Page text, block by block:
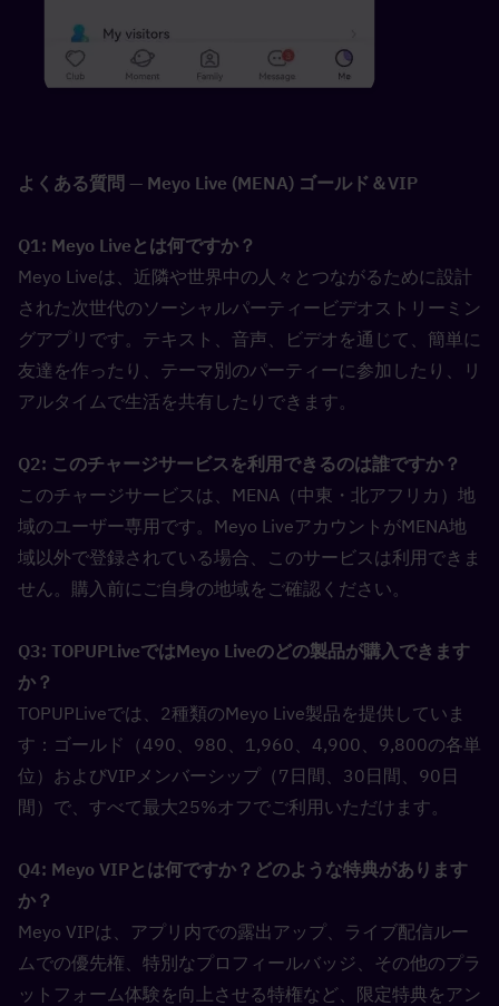
よくある質問 — Meyo Live (MENA) ゴールド＆VIP
Q1: Meyo Liveとは何ですか？
Meyo Liveは、近隣や世界中の人々とつながるために設計
された次世代のソーシャルパーティービデオストリーミン
グアプリです。テキスト、音声、ビデオを通じて、簡単に
友達を作ったり、テーマ別のパーティーに参加したり、リ
アルタイムで生活を共有したりできます。
Q2: このチャージサービスを利用できるのは誰ですか？
このチャージサービスは、MENA（中東・北アフリカ）地
域のユーザー専用です。Meyo LiveアカウントがMENA地
域以外で登録されている場合、このサービスは利用できま
せん。購入前にご自身の地域をご確認ください。
Q3: TOPUPLiveではMeyo Liveのどの製品が購入できます
か？
TOPUPLiveでは、2種類のMeyo Live製品を提供していま
す：ゴールド（490、980、1,960、4,900、9,800の各単
位）およびVIPメンバーシップ（7日間、30日間、90日
間）で、すべて最大25%オフでご利用いただけます。
Q4: Meyo VIPとは何ですか？どのような特典があります
か？
Meyo VIPは、アプリ内での露出アップ、ライブ配信ルー
ムでの優先権、特別なプロフィールバッジ、その他のプラ
ットフォーム体験を向上させる特権など、限定特典をアン